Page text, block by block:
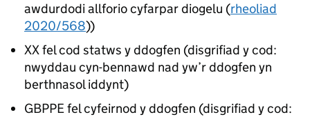
awdurdodi allforio cyfarpar diogelu (rheoliad
2020/568))
XX fel cod statws y ddogfen (disgrifiad y cod:
nwyddau cyn-bennawd nad yw’r ddogfen yn
berthnasol iddynt)
GBPPE fel cyfeirnod y ddogfen (disgrifiad y cod: